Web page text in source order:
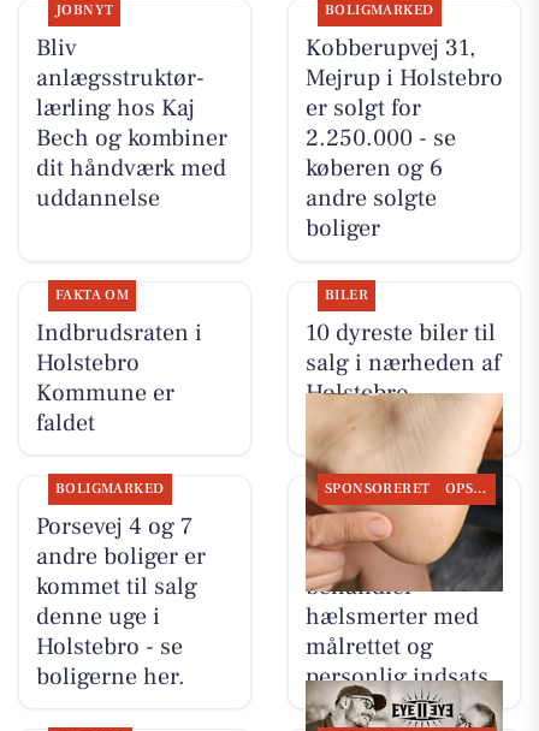
JOBNYT
Bliv
anlægsstruktør-
lærling hos Kaj
Bech og kombiner
dit håndværk med
uddannelse
BOLIGMARKED
Kobberupvej 31,
Mejrup i Holstebro
er solgt for
2.250.000 - se
køberen og 6
andre solgte
boliger
FAKTA OM
Indbrudsraten i
Holstebro
Kommune er
faldet
BILER
10 dyreste biler til
salg i nærheden af
Holstebro
Kommune
BOLIGMARKED
Porsevej 4 og 7
andre boliger er
kommet til salg
denne uge i
Holstebro - se
boligerne her.
SPONSORERET OPSLAGSTAVLEN
Brandsborgs
Kropsterapi
behandler
hælsmerter med
målrettet og
personlig indsats